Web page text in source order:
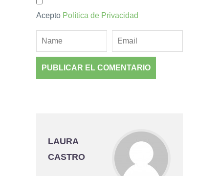
Acepto Política de Privacidad
LAURA
CASTRO